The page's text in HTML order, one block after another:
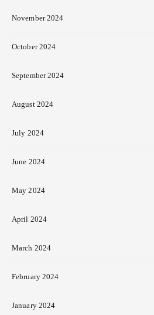
November 2024
October 2024
September 2024
August 2024
July 2024
June 2024
May 2024
April 2024
March 2024
February 2024
January 2024